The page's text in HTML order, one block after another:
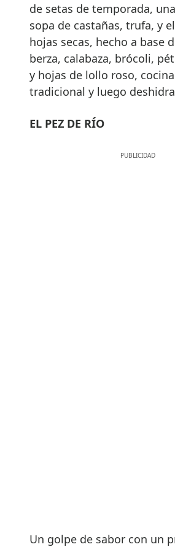
de setas de temporada,
sopa de castañas, trufa, y
hojas secas, hecho a base
berza, calabaza, brócoli,
y hojas de lollo roso,
tradicional y luego
EL PEZ DE RÍO
Un golpe de sabor con un